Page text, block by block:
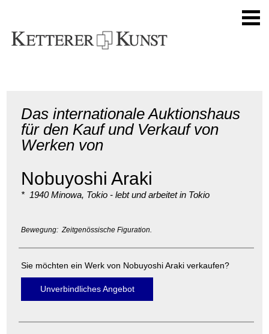
Das internationale Auktionshaus
für den Kauf und Verkauf von
Werken von
Nobuyoshi Araki
* 1940 Minowa, Tokio - lebt und arbeitet in Tokio
Bewegung: Zeitgenössische Figuration.
Sie möchten ein Werk von Nobuyoshi Araki verkaufen?
Unverbindliches Angebot